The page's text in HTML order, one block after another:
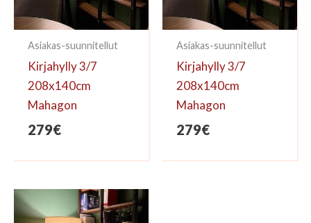
Asiakas-suunnitellut
Kirjahylly 3/7
208x140cm
Mahagon
279€
Asiakas-suunnitellut
Kirjahylly 3/7
208x140cm
Mahagon
279€